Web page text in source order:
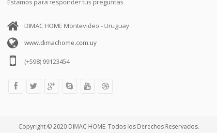
Estamos para responder tus preguntas
DIMAC HOME Montevideo - Uruguay
www.dimachome.com.uy
(+598) 99123454
Copyright © 2020 DIMAC HOME. Todos los Derechos Reservados.